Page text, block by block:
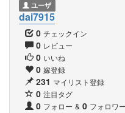
ユーザ
dai7915
0 チェックイン
0 レビュー
0 いいね
0 嫁登録
231 マイリスト登録
0 注目タグ
0 フォロー & 0 フォロワー